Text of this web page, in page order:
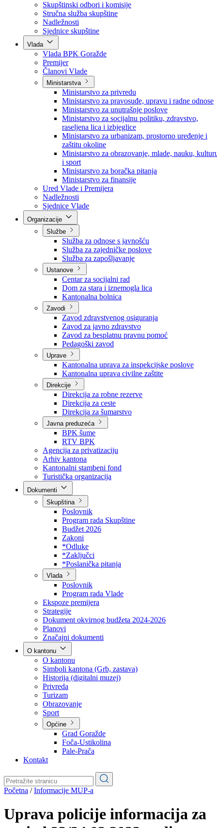
Poslanici po strankama
Poslanici po klubovima naroda
Kolegij skupštine
Skupštinski odbori i komisije
Stručna služba skupštine
Nadležnosti
Sjednice skupštine
Vlada
Vlada BPK Goražde
Premijer
Članovi Vlade
Ministarstva
Ministarstvo za privredu
Ministarstvo za pravosuđe, upravu i radne odnose
Ministarstvo za unutrašnje poslove
Ministarstvo za socijalnu politiku, zdravstvo,
raseljena lica i izbjeglice
Ministarstvo za urbanizam, prostorno uređenje i
zaštitu okoline
Ministarstvo za obrazovanje, mlade, nauku,
i sport
Ministarstvo za boračka pitanja
Ministarstvo za finansije
Ured Vlade i Premijera
Nadležnosti
Sjednice Vlade
Službe
Služba za odnose s javnošću
Služba za zajedničke poslove
Služba za zapošljavanje
Ustanove
Centar za socijalni rad
Dom za stara i iznemogla lica
Kantonalna bolnica
Zavodi
Zavod zdravstvenog osiguranja
Zavod za javno zdravstvo
Zavod za besplatnu pravnu pomoć
Pedagoški zavod
Uprave
Kantonalna uprava za inspekcijske poslove
Kantonalna uprava civilne zaštite
Direkcije
Direkcija za robne rezerve
Direkcija za ceste
Direkcija za šumarstvo
Javna preduzeća
BPK šume
RTV BPK
Agencija za privatizaciju
Arhiv kantona
Kantonalni stambeni fond
Turistička organizacija
Skupština
Poslovnik
Program rada Skupštine
Budžet 2026
Zakoni
*Odluke
*Zaključci
*Poslanička pitanja
Vlada
Poslovnik
Program rada Vlade
Ekspoze premijera
Strategije
Dokument okvirnog budžeta 2024-2026
Planovi
Značajni dokumenti
O kantonu
O kantonu
Simboli kantona (Grb, zastava)
Historija (digitalni muzej)
Privreda
Turizam
Obrazovanje
Općine
Pale-Prača
Kontakt
Početna/Informacije MUP-a